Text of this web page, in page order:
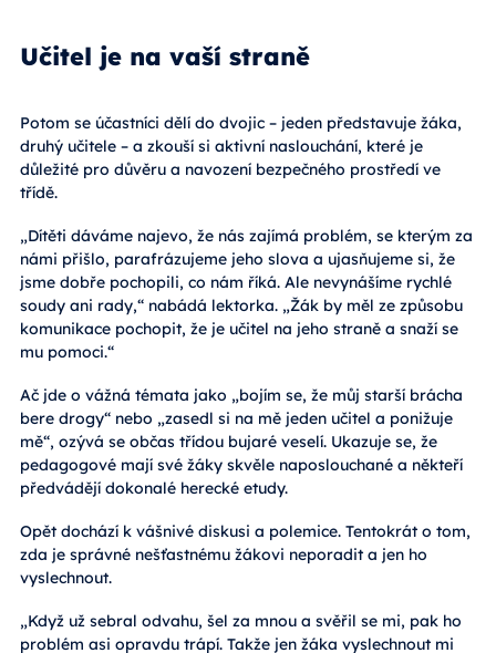
Učitel je na vaší straně
Potom se účastníci dělí do dvojic – jeden představuje žáka,
druhý učitele – a zkouší si aktivní naslouchání, které je
důležité pro důvěru a navození bezpečného prostředí ve
třídě.
„Dítěti dáváme najevo, že nás zajímá problém, se kterým za
námi přišlo, parafrázujeme jeho slova a ujasňujeme si, že
jsme dobře pochopili, co nám říká. Ale nevynášíme rychlé
soudy ani rady,“ nabádá lektorka. „Žák by měl ze způsobu
komunikace pochopit, že je učitel na jeho straně a snaží se
mu pomoci.“
Ač jde o vážná témata jako „bojím se, že můj starší brácha
bere drogy“ nebo „zasedl si na mě jeden učitel a ponižuje
mě“, ozývá se občas třídou bujaré veselí. Ukazuje se, že
pedagogové mají své žáky skvěle naposlouchané a někteří
předvádějí dokonalé herecké etudy.
Opět dochází k vášnivé diskusi a polemice. Tentokrát o tom,
zda je správné nešťastnému žákovi neporadit a jen ho
vyslechnout.
„Když už sebral odvahu, šel za mnou a svěřil se mi, pak ho
problém asi opravdu trápí. Takže jen žáka vyslechnout mi